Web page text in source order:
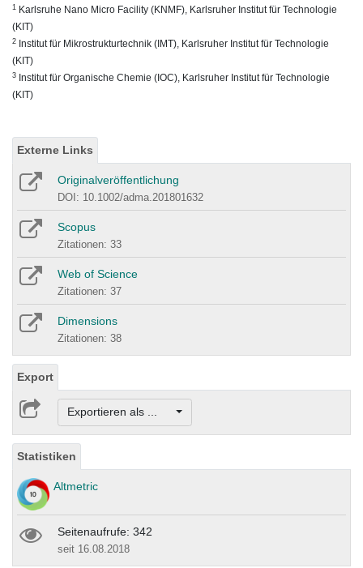
1 Karlsruhe Nano Micro Facility (KNMF), Karlsruher Institut für Technologie
(KIT)
2 Institut für Mikrostrukturtechnik (IMT), Karlsruher Institut für Technologie
(KIT)
3 Institut für Organische Chemie (IOC), Karlsruher Institut für Technologie
(KIT)
Externe Links
Originalveröffentlichung
DOI: 10.1002/adma.201801632
Scopus
Zitationen: 33
Web of Science
Zitationen: 37
Dimensions
Zitationen: 38
Export
Exportieren als ...
Statistiken
Altmetric
Seitenaufrufe: 342
seit 16.08.2018